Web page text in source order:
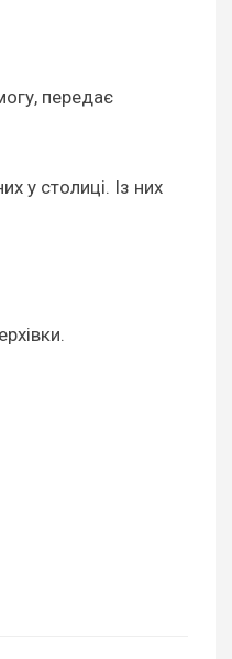
передає
у столиці. Із них